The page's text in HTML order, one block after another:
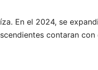
En el 2024, se
contaran con